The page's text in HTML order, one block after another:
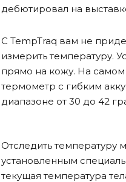
дебютировал на
С TempTraq вам не
измерить температуру.
прямо на кожу. На самом
термометр с гибким
диапазоне от 30 до 42
Отследить
установленным
текущая температура